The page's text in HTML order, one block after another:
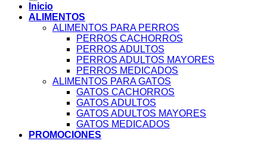
Inicio
ALIMENTOS
ALIMENTOS PARA PERROS
PERROS CACHORROS
PERROS ADULTOS
PERROS ADULTOS MAYORES
PERROS MEDICADOS
ALIMENTOS PARA GATOS
GATOS CACHORROS
GATOS ADULTOS
GATOS ADULTOS MAYORES
GATOS MEDICADOS
PROMOCIONES